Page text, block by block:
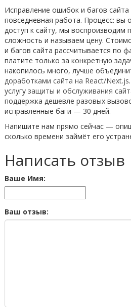
Исправление ошибок и багов
повседневная работа. Процесс: вы
доступ к сайту, мы воспроизводим
сложность и называем цену.
и багов сайта рассчитывается по
платите только за конкретную
накопилось много, лучше
доработками сайта на React/Next.js
услугу защиты и обслуживания
поддержка дешевле разовых
исправленные баги — 30 дней.
Напишите нам прямо сейчас —
сколько времени займёт его
Написать отзыв
Ваше Имя:
Ваш отзыв: